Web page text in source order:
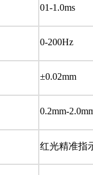
01-1.0ms
0-200Hz
±0.02mm
0.2mm-
红光精准指